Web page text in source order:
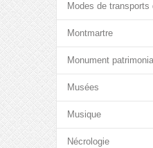
Modes de transports
Montmartre
Monument patrimonial
Musées
Musique
Nécrologie